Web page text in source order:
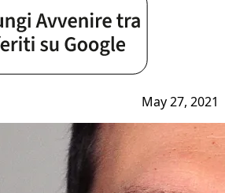
May 27, 2021